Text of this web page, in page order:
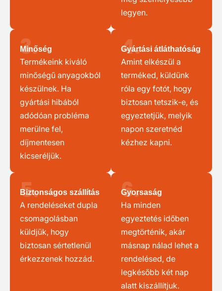
legyen.
3.
Minőség
Termékeink kiváló
minőségű anyagokból
készülnek. Ha
gyártási hibából
adódóan probléma
merülne fel,
díjmentesen
kicseréljük.
4.
Gyártási átláthatóság
Amint elkészül a
terméked, küldünk
róla egy fotót, hogy
biztosan tetszik-e, és
egyeztetjük, melyik
napon szeretnéd
kézhez kapni.
5.
Biztonságos szállítás
A rendeléseket dupla
csomagolásban
küldjük, hogy
biztosan sértetlenül
érkezzenek hozzád.
6.
Gyorsaság
Ha minden
egyeztetés időben
megtörténik, akár
másnap nálad lehet a
rendelésed, de
legkésőbb két nap
alatt kiszállítjuk.